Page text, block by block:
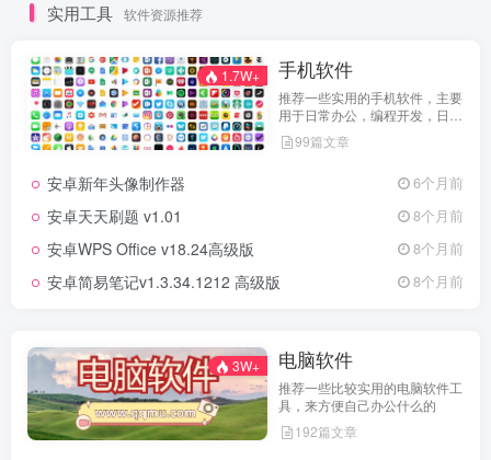
实用工具 软件资源推荐
1.7W+ 手机软件
推荐一些实用的手机软件，主要
用于日常办公，编程开发，日常
维护，娱乐等等
99篇文章
安卓新年头像制作器 6个月前
安卓天天刷题 v1.01 8个月前
安卓WPS Office v18.24高级版 8个月前
安卓简易笔记v1.3.34.1212 高级版 8个月前
3W+ 电脑软件
推荐一些比较实用的电脑软件工
具，来方便自己办公什么的
192篇文章